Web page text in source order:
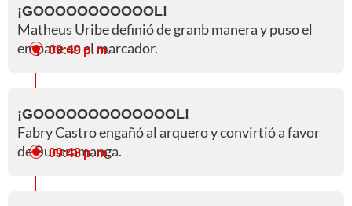
¡GOOOOOOOOOOOL!
Matheus Uribe definió de granb manera y puso el
empate en el marcador.
09:49 p. m.
¡GOOOOOOOOOOOOOL!
Fabry Castro engañó al arquero y convirtió a favor
de Bucaramanga.
09:48 p. m.